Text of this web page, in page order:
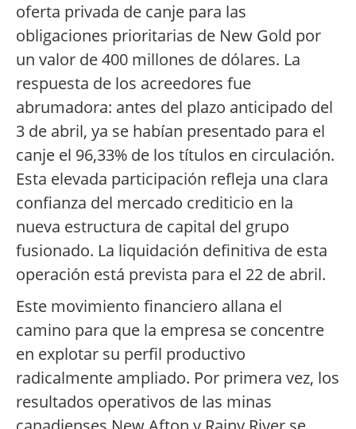
oferta privada de canje para las
obligaciones prioritarias de New Gold por
un valor de 400 millones de dólares. La
respuesta de los acreedores fue
abrumadora: antes del plazo anticipado del
3 de abril, ya se habían presentado para el
canje el 96,33% de los títulos en circulación.
Esta elevada participación refleja una clara
confianza del mercado crediticio en la
nueva estructura de capital del grupo
fusionado. La liquidación definitiva de esta
operación está prevista para el 22 de abril.
Este movimiento financiero allana el
camino para que la empresa se concentre
en explotar su perfil productivo
radicalmente ampliado. Por primera vez, los
resultados operativos de las minas